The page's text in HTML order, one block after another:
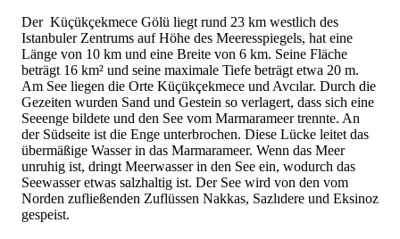
Der Küçükçekmece Gölü liegt rund 23 km westlich des
Istanbuler Zentrums auf Höhe des Meeresspiegels, hat eine
Länge von 10 km und eine Breite von 6 km. Seine Fläche
beträgt 16 km² und seine maximale Tiefe beträgt etwa 20 m.
Am See liegen die Orte Küçükçekmece und Avcılar. Durch die
Gezeiten wurden Sand und Gestein so verlagert, dass sich eine
Seeenge bildete und den See vom Marmarameer trennte. An
der Südseite ist die Enge unterbrochen. Diese Lücke leitet das
übermäßige Wasser in das Marmarameer. Wenn das Meer
unruhig ist, dringt Meerwasser in den See ein, wodurch das
Seewasser etwas salzhaltig ist. Der See wird von den vom
Norden zufließenden Zuflüssen Nakkas, Sazlıdere und Eksinoz
gespeist.